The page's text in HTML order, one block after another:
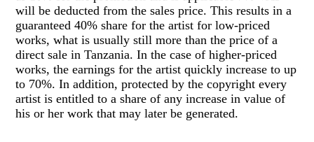
will be deducted from the sales price. This results in a
guaranteed 40% share for the artist for low-priced
works, what is usually still more than the price of a
direct sale in Tanzania. In the case of higher-priced
works, the earnings for the artist quickly increase to up
to 70%. In addition, protected by the copyright every
artist is entitled to a share of any increase in value of
his or her work that may later be generated.